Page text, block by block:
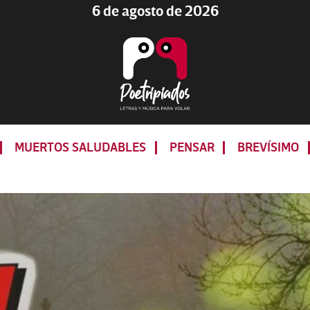
6 de agosto de 2026
LETRAS
Y
PARA
MUERTOS SALUDABLES PENSAR BREVÍSIMO